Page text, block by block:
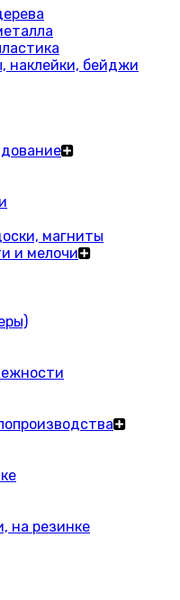
наклейки, бейджи
магниты
и мелочи
на резинке